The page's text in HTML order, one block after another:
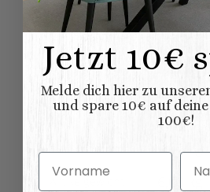
Oberflaeche:
natur
shabby
7,00 kg
kg
Jetzt 10€
Melde dich hier zu
und spare 10€ auf
100€!
Vorname